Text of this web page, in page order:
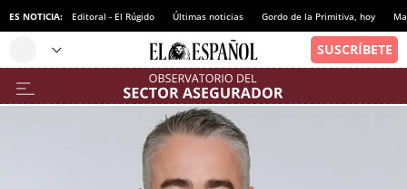
ES NOTICIA: Editoral - El Rúgido Últimas noticias Gordo de la Primitiva, hoy